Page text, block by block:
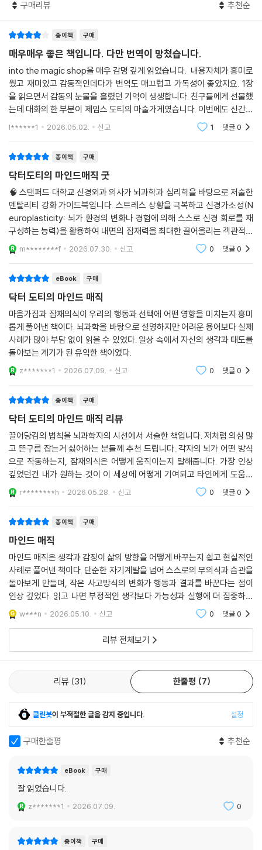
으로 선택과 행동을 조정하기 시작한다. 의식과 잠재의식이 같은 방향을
“끌어당김의 법칙은 미신이나 환상이 아닌, 과학이다!”
마음의 근력을 기르는 기적의 6주 설계
“끌어당김의 법칙을 주장하는 이들을 잘 믿지 않는다.
그러나 이 책은 다르다. 나는 실제로 사업에서 성과를 냈고, 재정적으로 훨
씬 여유로워졌다.”- 아마존 독자평
제임스 도티는 6주간의 6단계 훈련법으로 ‘현실화’를 이루는 방법을 구체
적으로 제시한다. 저자가 정리한 6단계를 찬찬히 따르다 보면 자연스레 마
음의 변화를 느끼게 될 것이다. 1단계, 망각하고 있던 자기주도성을 인지하
여 삶의 운전대를 잡을 것. 2단계, 성공, 꿈, 부와 같은 추상적인 표현이 아
닌 구체적인 소망을 정립할 것. 3단계, ‘할 수 없다’라는 말로 행동과 실천
을 방해하는 부정적인 목소리를 이겨낼 것. 4단계, 반복적인 훈련으로 잠
재의식에 목표를 분명히 새길 것. 5단계, 나의 목표가 사회에 어떤 영향을
미치게 될지 가늠해 볼 것. 6단계, 내가 통제할 수 없는 영역을 인정하고 스
칙’으로 알려진 개념을 뇌과학적 관점에서 입증하고, 이를 누구나 실천 가
능한 훈련법으로 제시했다는 점에서 주목할 만하다.
이 책은 막연한 낙관이나 행운을 약속하지 않는다. 대신, 매일의 마음가짐
과 생각, 감정과 선택이 어떻게 우리의 뇌를 바꾸고 결국 삶의 방향을 변화
시키는지 설명한다. 성공은 운이 아닌 반복된 사고의 결과이며, 변화는 우
연이 아닌 행동의 산물이라는 것이다.
미칠 수 있다’라는 사실을 믿어야 한다. 내면의 고유한 힘을 이해하고 신뢰
하는 것에서 변화는 시작된다. 하지만 스쳐 지나가는 찰나의 신뢰만으로는
현실을 바꾸기 어렵다. 우리의 마음은 두려움과 비판에 쉽게 흔들리고 무
너지는 특성이 있기 때문이다. 그래서 뇌와 마음에 목표를 새기기 위해서
는 꾸준한 훈련과 행동이 반드시 뒤따라야 한다.”
더욱 커진 불확실성 속에 끝없이 경쟁을 이어가야 하는 시대, 많은 이들이
목표를 세우지만 끝까지 밀어붙이지 못하고 포기하고는 한다. 도티는 그
이유가 우리의 의지 부족이 아닌 ‘마음과 뇌의 사용법’을 배우지 못했기 때
문이라고 말한다. 오늘과 다른 내일을 꿈꾸는 사람, 성공을 절실히 바라지
만 방향을 잡지 못한 사람, 자신의 가능성을 다시 믿고 싶은 사람에게 이 책
이 새로운 출발점이 되어줄 것이다.
구매리뷰 추천순
종이책 구매
매우매우 좋은 책입니다. 다만 번역이 망쳤습니다.
into the magic shop을 매우 감명 깊게 읽었습니다. 내용자체가 흥미로
웠고 재미있고 감동적인데다가 번역도 매끄럽고 가독성이 좋았지요. 1장
을 읽으면서 감동의 눈물을 흘렸던 기억이 생생합니다. 친구들에게 선물했
는데 대화의 한 부분이 제임스 도티의 마술가게였습니다. 이번에도 신간이
나와서 기대를 품고 사봤는데 기대하던 것 보다 더 좋았습니다. 내 행동의
l******1 2026.05.02. 신고 1 댓글0
종이책 구매
닥터도티의 마인드매직 굿
🧠 스탠퍼드 대학교 신경외과 의사가 뇌과학과 심리학을 바탕으로 저술한
멘탈리티 강화 가이드북입니다. 스트레스 상황을 극복하고 신경가소성(N
europlasticity: 뇌가 환경의 변화나 경험에 의해 스스로 신경 회로를 재
구성하는 능력)을 활용하여 내면의 잠재력을 최대한 끌어올리는 객관적이
고 실증적인 마음챙김 기법을 심도 있게 서술하고 있습니다.
m********f 2026.07.30. 신고 0 댓글0
eBook 구매
닥터 도티의 마인드 매직
마음가짐과 잠재의식이 우리의 행동과 선택에 어떤 영향을 미치는지 흥미
롭게 풀어낸 책이다. 뇌과학을 바탕으로 설명하지만 어려운 용어보다 실제
사례가 많아 부담 없이 읽을 수 있었다. 일상 속에서 자신의 생각과 태도를
돌아보는 계기가 된 유익한 책이었다.
z*******1 2026.07.09. 신고 0 댓글0
종이책 구매
닥터 도티의 마인드 매직 리뷰
끌어당김의 법칙을 뇌과학자의 시선에서 서술한 책입니다. 저처럼 의심 많
고 뜬구름 잡는거 싫어하는 분들께 추천 드립니다. 각자의 뇌가 어떤 방식
으로 작동하는지, 잠재의식은 어떻게 움직이는지 말해줍니다. 가장 인상
깊었던건 내가 원하는 것이 이 세상에 어떻게 기여되고 타인에게 도움이
될 수 있는지가 중요하다고 본 것입니다. 우주가 연결되어있듯이 나 혼자
만의 부와 명성이
r********h 2026.05.28. 신고 0 댓글0
종이책 구매
마인드 매직
마인드 매직은 생각과 감정이 삶의 방향을 어떻게 바꾸는지 쉽고 현실적인
사례로 풀어낸 책이다. 단순한 자기계발을 넘어 스스로의 무의식과 습관을
돌아보게 만들며, 작은 사고방식의 변화가 행동과 결과를 바꾼다는 점이
인상 깊었다. 읽고 나면 부정적인 생각보다 가능성과 실행에 더 집중하게
되는 힘을 준다.
w***n 2026.05.10. 신고 0 댓글0
리뷰 전체보기
리뷰 31 한줄평 7
클린봇이 부적절한 글을 감지 중입니다. 설정
구매한줄평 추천순
eBook 구매
잘 읽었습니다.
z*******1 2026.07.09. 0
종이책 구매